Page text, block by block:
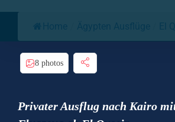
8 photos
Privater Ausflug nach Kairo